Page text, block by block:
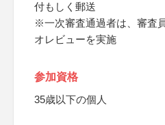
付もしく郵送
※一次審査通過者は、審査
オレビューを実施
参加資格
35歳以下の個人